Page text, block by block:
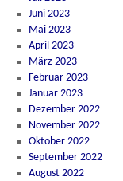
Juni 2023
Mai 2023
April 2023
März 2023
Februar 2023
Januar 2023
Dezember 2022
November 2022
Oktober 2022
September 2022
August 2022